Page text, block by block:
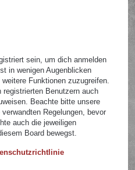
sein, um dich anmelden
in wenigen Augenblicken
Funktionen zuzugreifen.
registrierten Benutzern auch
Beachte bitte unsere
Regelungen, bevor
auch die jeweiligen
Board bewegst.